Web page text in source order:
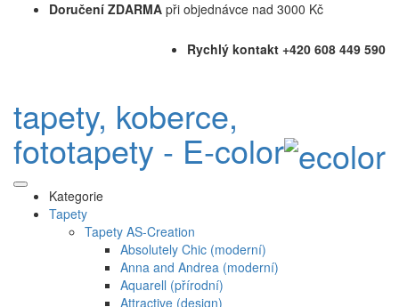
Doručení ZDARMA při objednávce nad 3000 Kč
Rychlý kontakt +420 608 449 590
tapety, koberce,
fototapety - E-color
Kategorie
Tapety
Tapety AS-Creation
Absolutely Chic (moderní)
Anna and Andrea (moderní)
Aquarell (přírodní)
Attractive (design)